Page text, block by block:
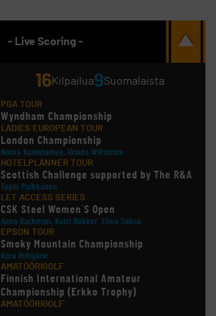
- Live Scoring -
16Kilpailua9Suomalaista
PGA TOUR
Wyndham Championship
LADIES EUROPEAN TOUR
London Championship
Noora Komulainen, Ursula Wikström
HOTELPLANNER TOUR
Scottish Challenge supported by The R&A
Tapio Pulkkanen
LET ACCESS SERIES
CSK Steel Women´S Open
Anna Backman, Katri Bakker, Elina Saksa
EPSON TOUR
Smoky Mountain Championship
Kiira Riihijärvi
AMATÖÖRIGOLF
Finnish International Amateur
Championship (Erkko Trophy)
AMATÖÖRIGOLF